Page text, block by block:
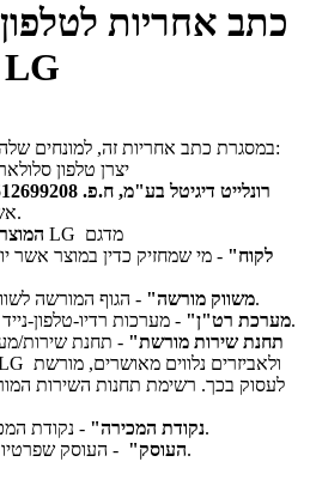
כתב אחריות
LG
במסגרת כתב אחריות זה, למונחים שלהלן המשמעות המפורטת לצידם:
רונלייט דיגיטל בע"מ, ח.פ. 512699208"
אשר מייבאת לישראל את המוצר.
"לקוח" - מי שמחזיק כדין במוצר אשר
"משווק מורשה"- הגוף המורשה לשווק את המוצר על ידי רונלייט.
"מערכת רט"ן"- מערכות רדיו-טלפון-נייד הפועלות בשיטה סלולארית.
"תחנת שירות מורשת" - תחנת שירות/
לעסוק בכך. רשימת תחנות השירות
"נקודת המכירה"- נקודת המכירה בה נמכר המוצר ללקוח.
"העוסק"- העוסק שפרטיו מופיעים בתחתית תעודה זו.